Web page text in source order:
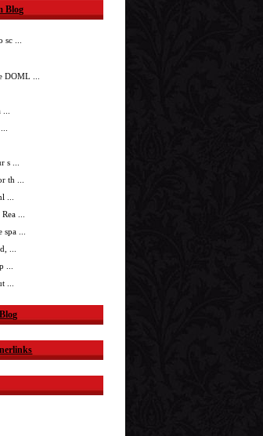
Blog
...
DOML ...
s ...
th ...
...
...
...
...
...
...